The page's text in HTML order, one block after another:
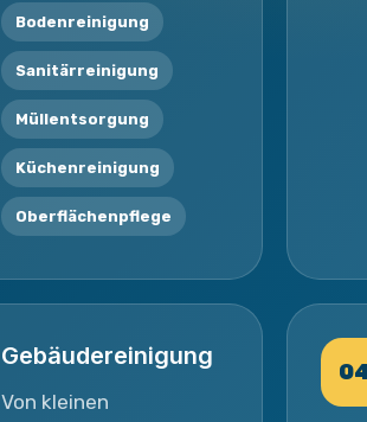
Bodenreinigung
Sanitärreinigung
Müllentsorgung
Küchenreinigung
Oberflächenpflege
Gebäudereinigung
Von kleinen